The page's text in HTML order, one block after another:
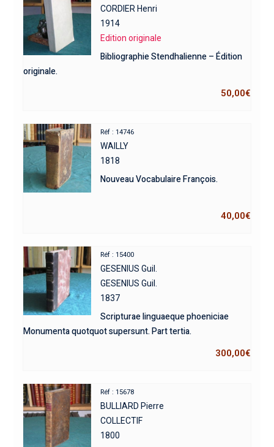
CORDIER Henri
1914
Edition originale
Bibliographie Stendhalienne – Édition
originale.
50,00€
Réf : 14746
WAILLY
1818
Nouveau Vocabulaire François.
40,00€
Réf : 15400
GESENIUS Guil.
GESENIUS Guil.
1837
Scripturae linguaeque phoeniciae
Monumenta quotquot supersunt. Part tertia.
300,00€
Réf : 15678
BULLIARD Pierre
COLLECTIF
1800